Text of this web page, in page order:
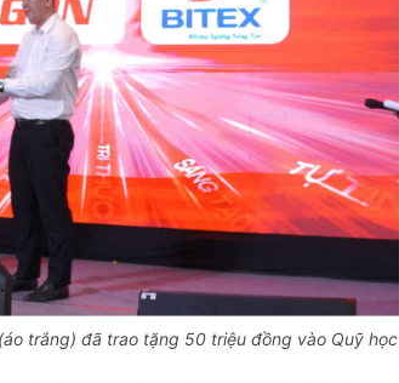
trắng) đã trao tặng 50 triệu đồng vào Quỹ học